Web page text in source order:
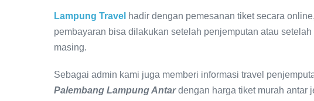
Lampung Travel hadir dengan pemesanan tiket secara
pembayaran bisa dilakukan setelah penjemputan atau
masing.
Sebagai admin kami juga memberi informasi travel
Palembang Lampung Antardengan harga tiket murah antar